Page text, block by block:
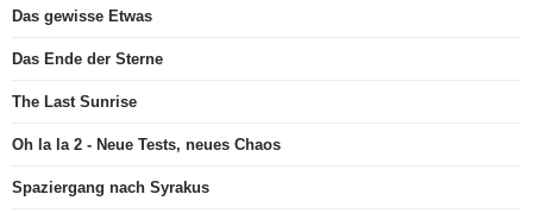
Das gewisse Etwas
Das Ende der Sterne
The Last Sunrise
Oh la la 2 - Neue Tests, neues Chaos
Spaziergang nach Syrakus